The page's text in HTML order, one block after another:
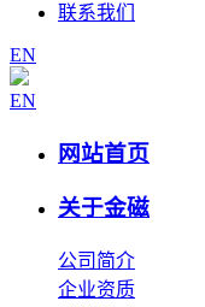
联系我们
EN
EN
网站首页
关于金磁
公司简介
企业资质